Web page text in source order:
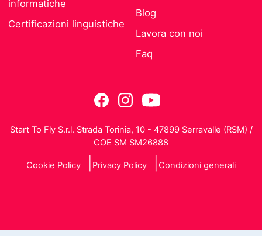
informatiche
Certificazioni linguistiche
Blog
Lavora con noi
Faq
Start To Fly S.r.l. Strada Torinia, 10 - 47899 Serravalle (RSM) /
COE SM SM26888
Cookie Policy Privacy Policy Condizioni generali